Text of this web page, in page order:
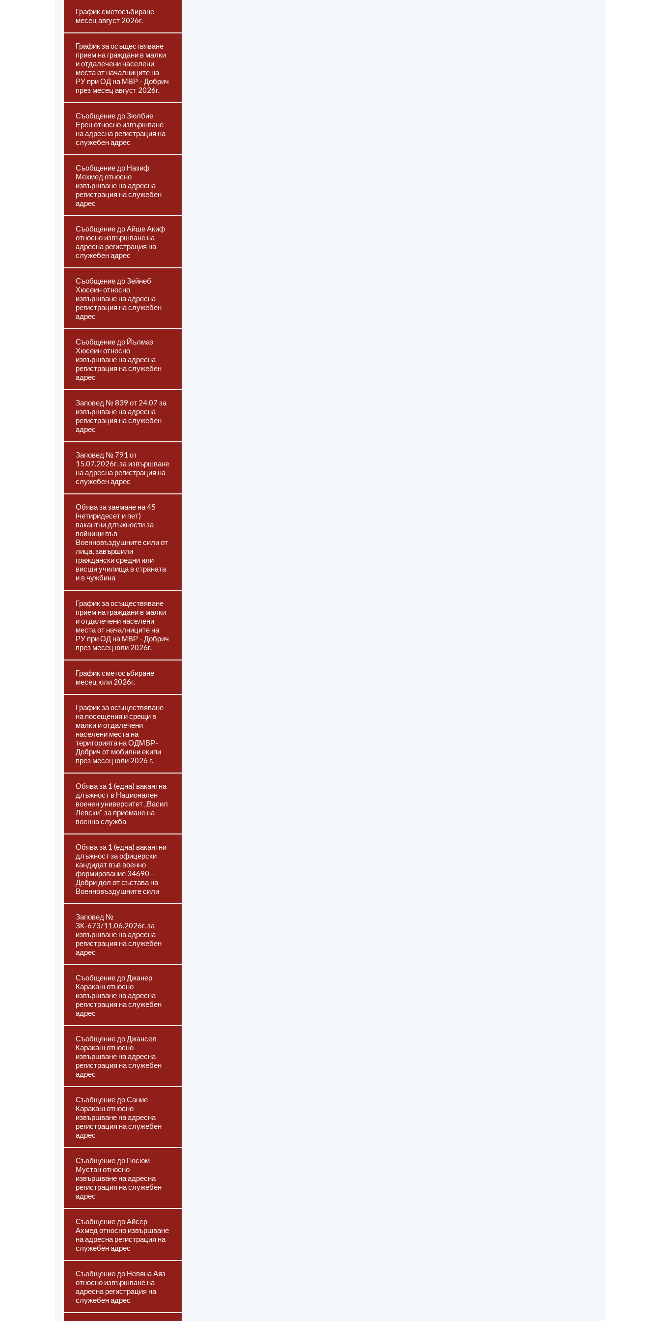
График сметосъбиране
месец август 2026г.
График за осъществяване
прием на граждани в малки
и отдалечени населени
места от началниците на
РУ при ОД на МВР - Добрич
през месец август 2026г.
Съобщение до Зюлбие
Ерен относно извършване
на адресна регистрация на
служебен адрес
Съобщение до Назиф
Мехмед относно
извършване на адресна
регистрация на служебен
адрес
Съобщение до Айше Акиф
относно извършване на
адресна регистрация на
служебен адрес
Съобщение до Зейнеб
Хюсеин относно
извършване на адресна
регистрация на служебен
адрес
Съобщение до Йълмаз
Хюсеин относно
извършване на адресна
регистрация на служебен
адрес
Заповед № 839 от 24.07 за
извършване на адресна
регистрация на служебен
адрес
Заповед № 791 от
15.07.2026г. за извършване
на адресна регистрация на
служебен адрес
Обява за заемане на 45
(четиридесет и пет)
вакантни длъжности за
войници във
Военновъздушните сили от
лица, завършили
граждански средни или
висши училища в страната
и в чужбина
График за осъществяване
прием на граждани в малки
и отдалечени населени
места от началниците на
РУ при ОД на МВР - Добрич
през месец юли 2026г.
График сметосъбиране
месец юли 2026г.
График за осъществяване
на посещения и срещи в
малки и отдалечени
населени места на
територията на ОДМВР-
Добрич от мобилни екипи
през месец юли 2026 г.
Обява за 1 (една) вакантна
длъжност в Национален
военен университет „Васил
Левски“ за приемане на
военна служба
Обява за 1 (една) вакантни
длъжност за офицерски
кандидат във военно
формирование 34690 –
Добри дол от състава на
Военновъздушните сили
Заповед №
ЗК-673/11.06.2026г. за
извършване на адресна
регистрация на служебен
адрес
Съобщение до Джанер
Каракаш относно
извършване на адресна
регистрация на служебен
адрес
Съобщение до Джансел
Каракаш относно
извършване на адресна
регистрация на служебен
адрес
Съобщение до Сание
Каракаш относно
извършване на адресна
регистрация на служебен
адрес
Съобщение до Гюсюм
Мустан относно
извършване на адресна
регистрация на служебен
адрес
Съобщение до Айсер
Ахмед относно извършване
на адресна регистрация на
служебен адрес
Съобщение до Невяна Аяз
относно извършване на
адресна регистрация на
служебен адрес